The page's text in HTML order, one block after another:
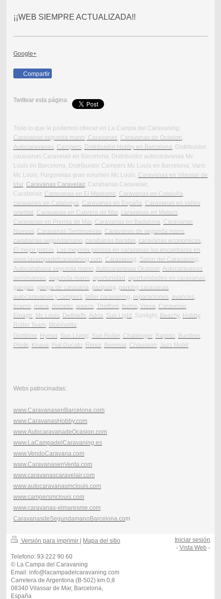
¡¡WEB SIEMPRE ACTUALIZADA!!
Google+
Compartir
Twittear esta página
Todo lo que le podemos ofrecer en La Campa del Caravaning:
Caravanas segunda mano, Caravanas, Caravanas de Ocasion,
Autocaravanas, Campers, Distribuidor Hobby en Barcelona, Distribuidor
caravanas Caravelair en Barcelona, Distribuidor autocaravanas Mc
Louis en Barcelona, Distribuidor Campers Mc Louis en Barcelona, Vans
Mc Louis, Furgonetas gran volumen Mc Louis, Caravanas en Vilassar de
Mar, Caravanas Caravelair, Carabanas Caravelair,
Carabelair, Caravanas en El Maresme, Caravanas en Cataluña,
caravanes en Catalunya, Caravanas en España, Caravanas en valles
oriental, Caravanas en Cabrera de Mar, caravanas en Mataro,
Caravanas en Premia de Mar, Caravanas en Badalona, Caravanas
Nuevas, Caravanas Seminuevas, Caravanas de segunda mano,
carabanas segundamano, carabanas baratas, caravanas economicas,
El mejor precio, Los mejores percios en caravanas los encontraras en
www.lacampadelcaravaning.com, Caravaning, Salon del Caravaning,
Autocarabana segunda mano, Autocaravanas Ocasion, Autocaravanas
seminuevas, segunda-mano, oportunidad, oportunidades en caravanas,
gangas, ganga de caravana, parquing, parking caravanas
autocaravanas y campers, taller caravaning, reparaciones, avances,
ticamo, inaca, dometic, waeco, Thetford, truma, Viesa, Caravelair,
Elnagh, Mc Louis, Dethleffs, Adria, Sun Light, Sunlight, Beachy, Hobby,
Roller Team, Mobilvetta,
Giottiline, Hymer, Sun Living, Sun Roller, Challenger, Rapido, Burstner,
Pilote, Knaus, Fiat Ducato, Rimor, Benimar, Chausson, Jazz Mobil
Webs patrocinadas:
www.CaravanasenBarcelona.com
www.CaravanasHobby.com
www.AutocaravanadeOcasion.com
www.LaCampadelCaravaning.es
www.VendoCaravana.com
www.CaravanasenVenta.com
www.caravanascaravelair.com
www.autocaravanasmclouis.com
www.campersmclouis.com
www.caravanas-elmaresme.com
CaravanasdeSegundamanoBarcelona.com
Versión para imprimir Mapa del sitio
Telefono: 93 222 90 60
© La Campa del Caravaning
Email: info@lacampadelcaravaning.com
Carretera de Argentona (B-502) km 0,8
08340 Vilassar de Mar, Barcelona,
España
Iniciar sesión
-Vista Web -